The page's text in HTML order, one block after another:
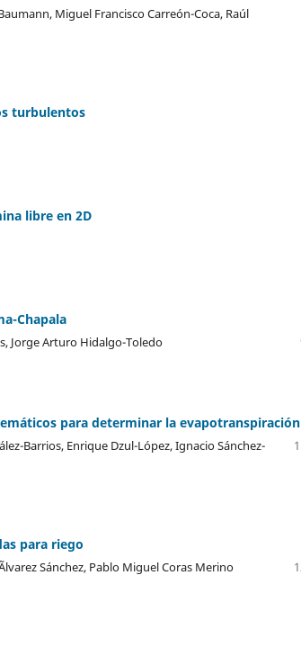
Miguel Francisco Carreón-Coca, Raúl
turbulentos
libre en 2D
Chapala
Jorge Arturo Hidalgo-Toledo
para determinar la evapotranspiración
Barrios, Enrique Dzul-López, Ignacio Sánchez-
para riego
Sánchez, Pablo Miguel Coras Merino